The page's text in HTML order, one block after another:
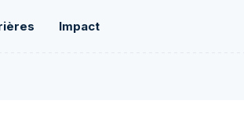
Impact